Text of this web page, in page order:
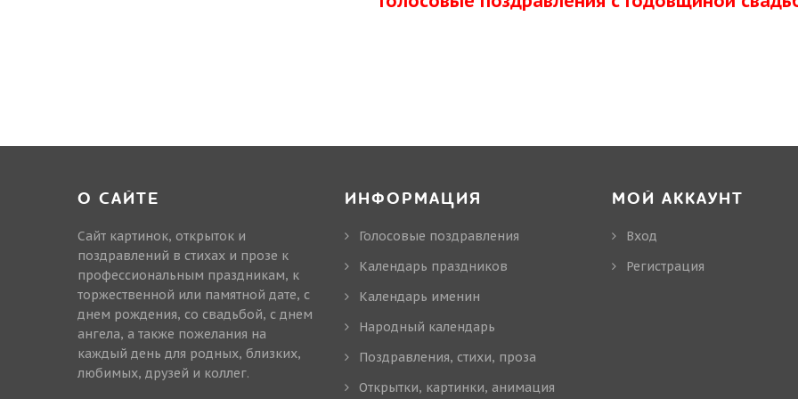
О САЙТЕ
Сайт картинок, открыток и
поздравлений в стихах и прозе к
профессиональным праздникам, к
торжественной или памятной дате, с
днем рождения, со свадьбой, с днем
ангела, а также пожелания на
каждый день для родных, близких,
любимых, друзей и коллег.
ИНФОРМАЦИЯ
Голосовые поздравления
Календарь праздников
Календарь именин
Народный календарь
Поздравления, стихи, проза
Открытки, картинки, анимация
МОЙ АККАУНТ
Вход
Регистрация